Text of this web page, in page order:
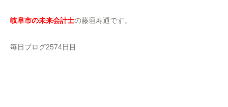
岐阜市の未来会計士の藤垣寿通です。
毎日ブログ2574日目